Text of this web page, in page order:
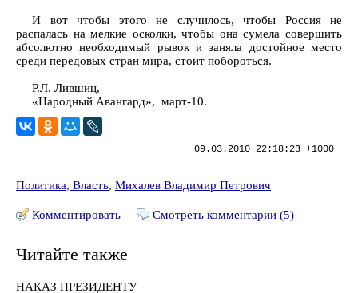
И вот чтобы этого не случилось, чтобы Россия не
распалась на мелкие осколки, чтобы она сумела совершить
абсолютно необходимый рывок и заняла достойное место
среди передовых стран мира, стоит побороться.
Р.Л. Лившиц,
«Народный Авангард», март-10.
09.03.2010 22:18:23 +1000
Политика, Власть, Михалев Владимир Петрович
Комментировать Смотреть комментарии (5)
Читайте также
НАКАЗ ПРЕЗИДЕНТУ